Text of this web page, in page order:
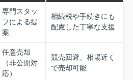
専門スタッ
フによる提
案
相続税や手続きにも
配慮した丁寧な支援
任意売却
（非公開対
応）
競売回避、相場近く
で売却可能